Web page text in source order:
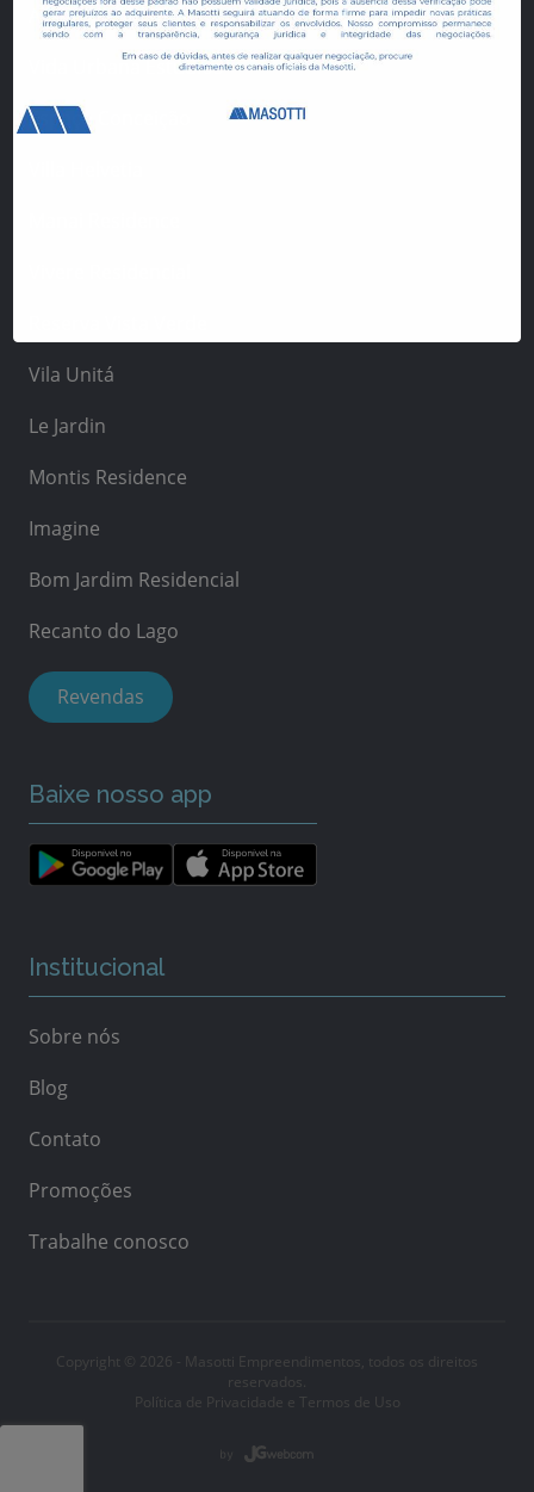
Allegro Residencial
Vida Urbana Estúdios
Espaço Conceição
Vila Unitá
Le Jardin
Montis Residence
Imagine
Bom Jardim Residencial
Recanto do Lago
Revendas
Baixe nosso app
Institucional
Sobre nós
Blog
Contato
Promoções
Trabalhe conosco
Copyright © 2026 - Masotti Empreendimentos, todos os direitos
reservados.
Política de Privacidade e Termos de Uso